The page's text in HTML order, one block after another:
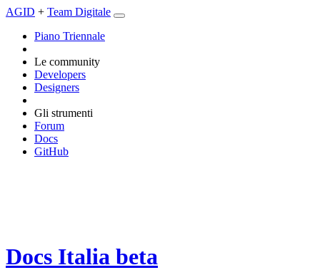
AGID + Team Digitale
Piano Triennale
Le community
Developers
Designers
Gli strumenti
Forum
Docs
GitHub
Docs Italia beta